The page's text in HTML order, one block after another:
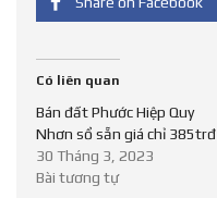
Có liên quan
Bán đất Phước Hiệp Quy
Nhơn sổ sẵn giá chỉ 385trđ
30 Tháng 3, 2023
Bài tương tự